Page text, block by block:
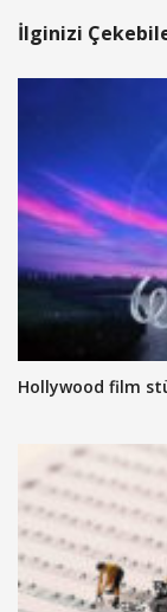
İlginizi
Hollywood film